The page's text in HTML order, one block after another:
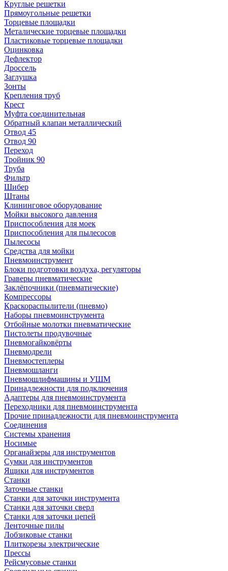
Круглые решетки
Прямоугольные решетки
Торцевые площадки
Металические торцевые площадки
Пластиковые торцевые площадки
Оцинковка
Дефлектор
Дроссель
Заглушка
Зонты
Крепления труб
Крест
Муфта соединительная
Обратный клапан металлический
Отвод 45
Отвод 90
Переход
Тройник 90
Труба
Фильтр
Шибер
Штаны
Клининговое оборудование
Мойки высокого давления
Приспособления для моек
Приспособления для пылесосов
Пылесосы
Средства для мойки
Пневмоинструмент
Блоки подготовки воздуха, регуляторы
Граверы пневматические
Заклёпочники (пневматические)
Компрессоры
Краскораспылители (пневмо)
Наборы пневмоинструмента
Отбойные молотки пневматические
Пистолеты продувочные
Пневмогайковёрты
Пневмодрели
Пневмостеплеры
Пневмошланги
Пневмошлифмашины и УШМ
Принадлежности для подключения
Адаптеры для пневмоинструмента
Переходники для пневмоинструмента
Прочие принадлежности для пневмоинструмента
Соединения
Системы хранения
Носимые
Органайзеры для инструментов
Сумки для инструментов
Ящики для инструментов
Станки
Заточные станки
Станки для заточки инструмента
Станки для заточки сверл
Станки для заточки цепей
Ленточные пилы
Лобзиковые станки
Плиткорезы электрические
Прессы
Рейсмусовые станки